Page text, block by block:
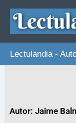
contenido
Lectulandia-
Autor: Jaime